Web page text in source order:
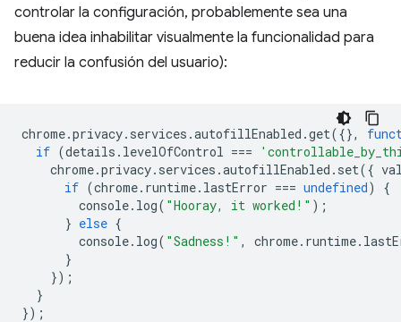
controlar la configuración, probablemente sea una
buena idea inhabilitar visualmente la funcionalidad para
reducir la confusión del usuario):
chrome.privacy. services .autofillEnabled .get({},
if (details . levelOfControl ===
chrome.privacy. services .autofillEnabled . set({
if (chrome. runtime. lastError === undefined)
{
console. log( "Hooray, it worked!" );
} else {
console. log( "Sadness!" , chrome. runtime.
}
});
}
});